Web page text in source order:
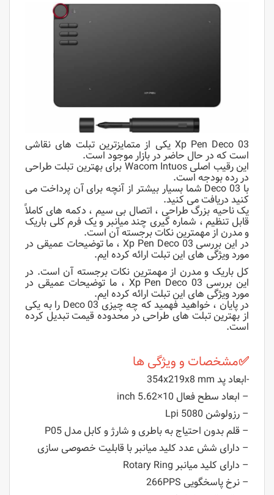
Xp Pen Deco 03 یکی از متمایزترین تبلت های نقاشی
است که در حال حاضر در بازار موجود است.
این رقیب اصلی Wacom Intuos برای بهترین تبلت طراحی
در رده بودجه است.
با Deco 03 شما بسیار بیشتر از آنچه برای آن پرداخت می
کنید دریافت می کنید.
یک ناحیه بزرگ طراحی ، اتصال بی سیم ، دکمه های کاملاً
قابل تنظیم ، شماره گیری چند میانبر و یک فرم کلی باریک
و مدرن از مهمترین نکات برجسته آن است.
در این بررسی Xp Pen Deco 03 ، ما توضیحات عمیقی در
مورد ویژگی های این تبلت ارائه کرده ایم.
کل باریک و مدرن از مهمترین نکات برجسته آن است. در
این بررسی Xp Pen Deco 03 ، ما توضیحات عمیقی در
مورد ویژگی های این تبلت ارائه کرده ایم.
در پایان ، خواهید فهمید که چه چیزی Deco 03 را به یکی
از بهترین تبلت های طراحی در محدوده قیمت تبدیل کرده
است.
✅مشخصات و ویژگی ها
-ابعاد پد 354x219x8 mm
– ابعاد سطح فعال 10×5.62 inch
– رزولوشن 5080 Lpi
– قلم بدون احتیاج به باطری و شارژ و کابل مدل P05
– دارای شش عدد کلید میانبر با قابلیت خصوصی سازی
– دارای کلید میانبر Rotary Ring
– نرخ پاسخگویی 266PPS